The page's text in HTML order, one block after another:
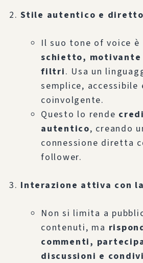
Stile autentico e diretto
Il suo tone of voice è
schietto, motivante
filtri. Usa un
semplice, accessibile
coinvolgente.
Questo lo rende
autentico, creando
connessione diretta
follower.
Interazione attiva con
Non si limita a
contenuti, ma
commenti,
discussioni e